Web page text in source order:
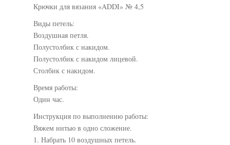
Крючки для вязания «ADDI» № 4,5
Виды петель:
Воздушная петля.
Полустолбик с накидом.
Полустолбик с накидом лицевой.
Столбик с накидом.
Время работы:
Один час.
Инструкция по выполнению работы:
Вяжем нитью в одно сложение.
1. Набрать 10 воздушных петель.